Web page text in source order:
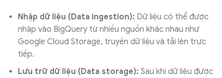
Nhập dữ liệu (Data ingestion): Dữ liệu có thể được
nhập vào BigQuery từ nhiều nguồn khác nhau như
Google Cloud Storage, truyền dữ liệu và tải lên trực
tiếp.
Lưu trữ dữ liệu (Data storage): Sau khi dữ liệu được